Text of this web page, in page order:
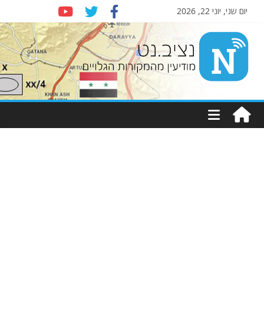
יום שני, יוני 22, 2026
Nziv.net
מודיעין
מהמקורות